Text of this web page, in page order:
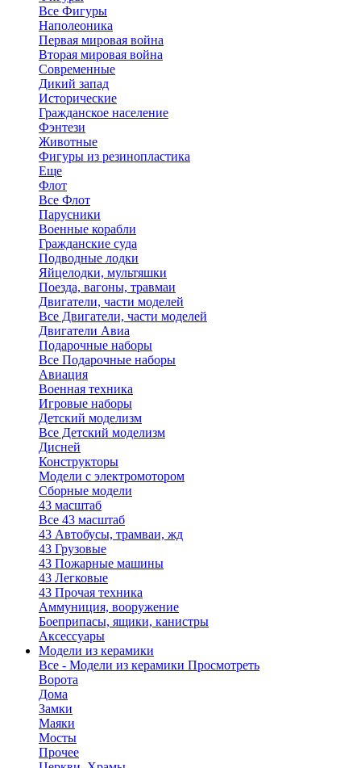
Все Фигуры
Наполеоника
Первая мировая война
Вторая мировая война
Современные
Дикий запад
Исторические
Гражданское население
Фэнтези
Животные
Фигуры из резинопластика
Еще
Флот
Все Флот
Парусники
Военные корабли
Гражданские суда
Подводные лодки
Яйцелодки, мультяшки
Поезда, вагоны, травмаи
Двигатели, части моделей
Все Двигатели, части моделей
Двигатели Авиа
Подарочные наборы
Все Подарочные наборы
Авиация
Военная техника
Игровые наборы
Детский моделизм
Все Детский моделизм
Дисней
Конструкторы
Модели с электромотором
Сборные модели
43 масштаб
Все 43 масштаб
43 Автобусы, трамваи, жд
43 Грузовые
43 Пожарные машины
43 Легковые
43 Прочая техника
Аммуниция, вооружение
Боеприпасы, ящики, канистры
Аксессуары
Модели из керамики
Все - Модели из керамики Просмотреть
Ворота
Дома
Замки
Маяки
Мосты
Прочее